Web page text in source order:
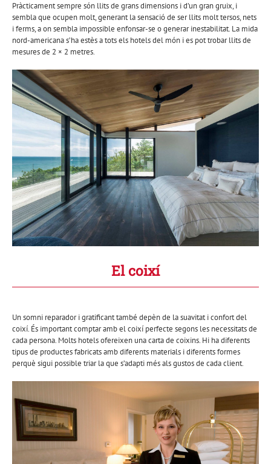
Pràcticament sempre són llits de grans dimensions i d’un gran gruix, i
sembla que ocupen molt, generant la sensació de ser llits molt tersos, nets
i ferms, a on sembla impossible enfonsar-se o generar inestabilitat. La mida
nord-americana s’ha estès a tots els hotels del món i es pot trobar llits de
mesures de 2 × 2 metres.
El coixí
Un somni reparador i gratificant també depèn de la suavitat i confort del
coixí. És important comptar amb el coixí perfecte segons les necessitats de
cada persona. Molts hotels ofereixen una carta de coixins. Hi ha diferents
tipus de productes fabricats amb diferents materials i diferents formes
perquè sigui possible triar la que s’adapti més als gustos de cada client.